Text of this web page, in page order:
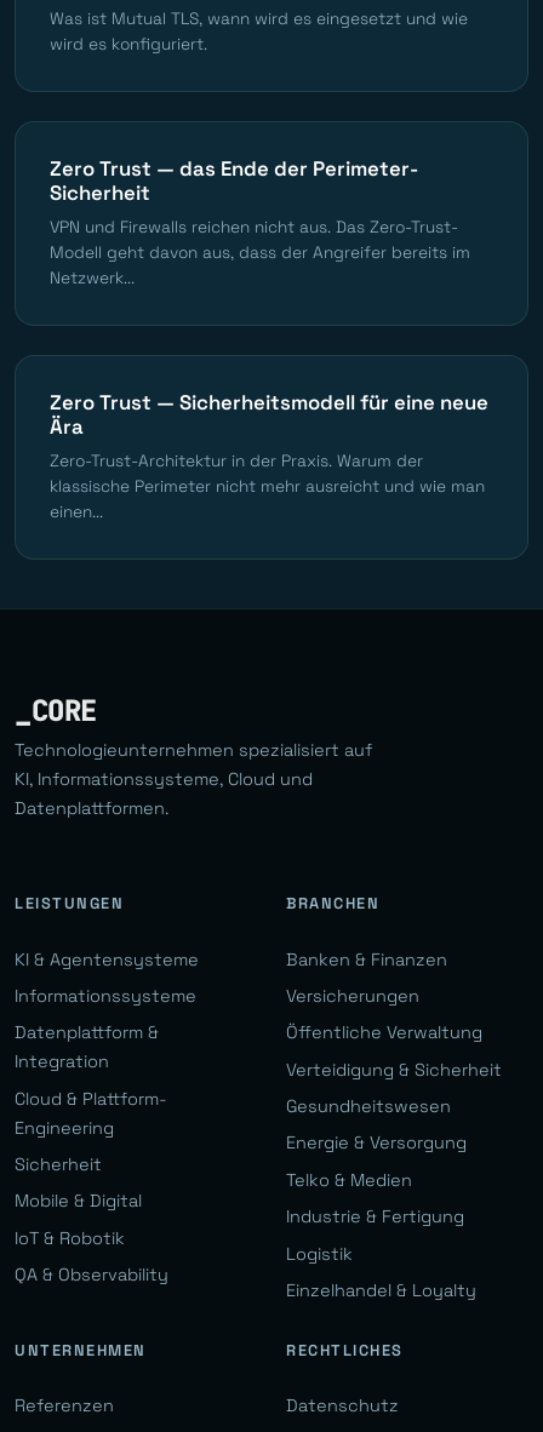
Was ist Mutual TLS, wann wird es eingesetzt und wie
wird es konfiguriert.
Zero Trust — das Ende der Perimeter-
Sicherheit
VPN und Firewalls reichen nicht aus. Das Zero-Trust-
Modell geht davon aus, dass der Angreifer bereits im
Netzwerk...
Zero Trust — Sicherheitsmodell für eine neue
Ära
Zero-Trust-Architektur in der Praxis. Warum der
klassische Perimeter nicht mehr ausreicht und wie man
einen...
_CORE
Technologieunternehmen spezialisiert auf
KI, Informationssysteme, Cloud und
Datenplattformen.
LEISTUNGEN
KI & Agentensysteme
Informationssysteme
Datenplattform &
Integration
Cloud & Plattform-
Engineering
Sicherheit
Mobile & Digital
IoT & Robotik
QA & Observability
BRANCHEN
Banken & Finanzen
Versicherungen
Öffentliche Verwaltung
Verteidigung & Sicherheit
Gesundheitswesen
Energie & Versorgung
Telko & Medien
Industrie & Fertigung
Logistik
Einzelhandel & Loyalty
UNTERNEHMEN
Referenzen
RECHTLICHES
Datenschutz